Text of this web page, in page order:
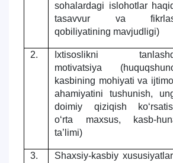
sohalardagi islohotlar
tasavvur va
qobiliyatining mavjudligi)
2.
Ixtisoslikni
motivatsiya
kasbining mohiyati va
ahamiyatini tushunish,
doimiy qiziqish
о‘rta maxsus, kasb-
ta’limi)
3.
Shaxsiy-kasbiy